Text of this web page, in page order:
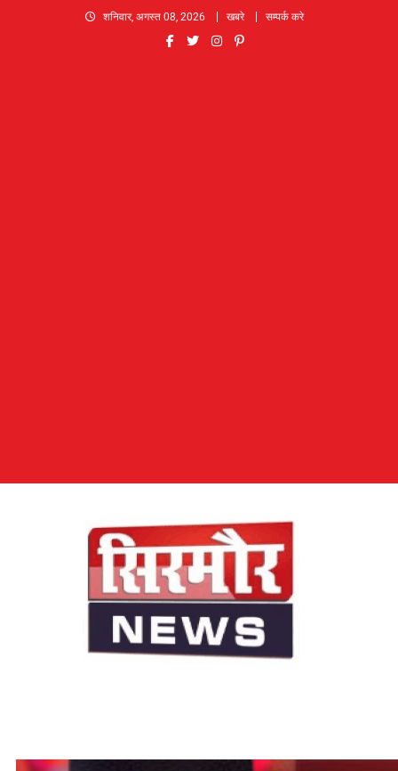
शनिवार, अगस्त 08, 2026 खबरे सम्पर्क करे